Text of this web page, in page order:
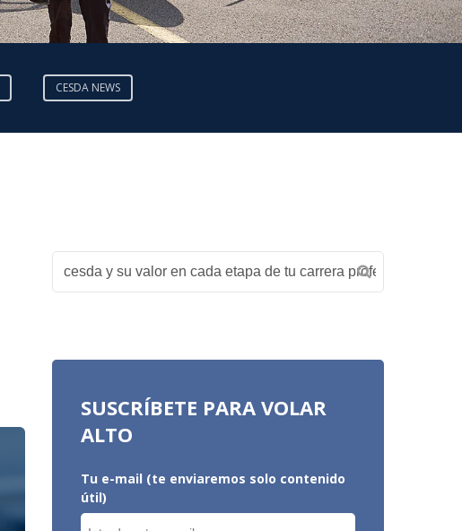
CESDA NEWS
SUSCRÍBETE PARA VOLAR
ALTO
Tu e-mail (te enviaremos solo contenido
útil)